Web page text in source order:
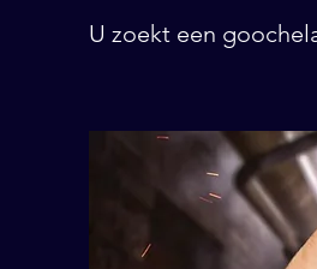
U zoekt een